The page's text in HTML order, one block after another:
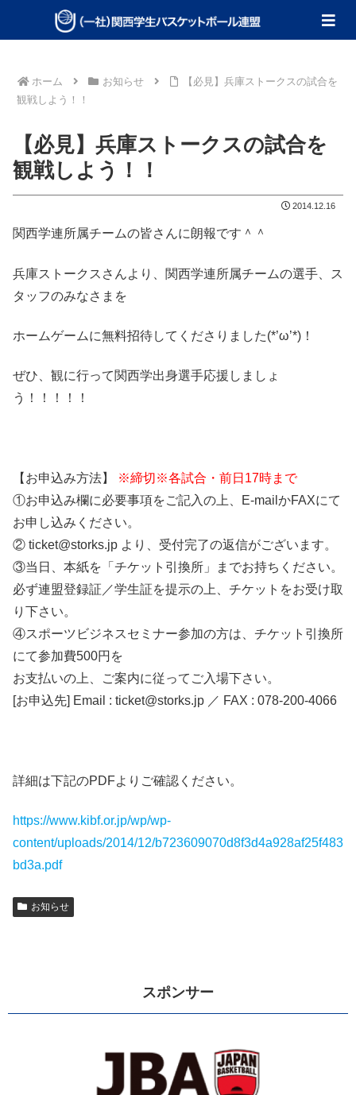
ホーム お知らせ
【必見】兵庫ストークスの試合を
観戦しよう！！
【必見】兵庫ストークスの試合を
観戦しよう！！
2014.12.16
関西学連所属チームの皆さんに朗報です＾＾
兵庫ストークスさんより、関西学連所属チームの選手、ス
タッフのみなさまを
ホームゲームに無料招待してくださりました(*’ω’*)！
ぜひ、観に行って関西学出身選手応援しましょ
う！！！！！
【お申込み方法】
※締切※各試合・前日17時まで
①お申込み欄に必要事項をご記入の上、E-mailかFAXにて
お申し込みください。
② ticket@storks.jp より、受付完了の返信がございます。
③当日、本紙を「チケット引換所」までお持ちください。
必ず連盟登録証／学生証を提示の上、チケットをお受け取
り下さい。
④スポーツビジネスセミナー参加の方は、チケット引換所
にて参加費500円を
お支払いの上、ご案内に従ってご入場下さい。
[お申込先] Email : ticket@storks.jp ／ FAX : 078-200-4066
詳細は下記のPDFよりご確認ください。
https://www.kibf.or.jp/wp/wp-
content/uploads/2014/12/b723609070d8f3d4a928af25f483
bd3a.pdf
お知らせ
スポンサー